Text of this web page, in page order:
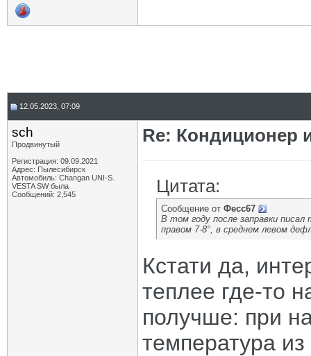
12.05.2023, 07:09
sch
Продвинутый
Регистрация: 09.09.2021
Адрес: Пылесибирск
Автомобиль: Changan UNI-S.
VESTA SW была
Сообщений: 2,545
Re: Кондиционер
Цитата:
Сообщение от Фесс67
В том году после заправки
правом 7-8°, в среднем левом
Кстати да,
теплее где-то
получше: при
температура